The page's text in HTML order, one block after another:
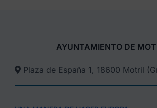
AYUNTAMIENTO DE
Plaza de España 1, 18600 Motril